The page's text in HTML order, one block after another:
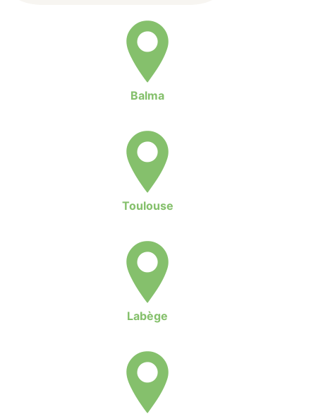
Balma
Toulouse
Labège